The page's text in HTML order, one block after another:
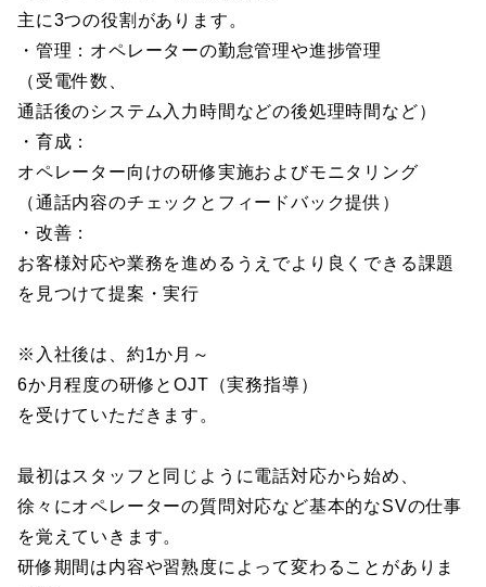
主に3つの役割があります。
・管理：オペレーターの勤怠管理や進捗管理
（受電件数、
通話後のシステム入力時間などの後処理時間など）
・育成：
オペレーター向けの研修実施およびモニタリング
（通話内容のチェックとフィードバック提供）
・改善：
お客様対応や業務を進めるうえでより良くできる課題
を見つけて提案・実行
※入社後は、約1か月～
6か月程度の研修とOJT（実務指導）
を受けていただきます。
最初はスタッフと同じように電話対応から始め、
徐々にオペレーターの質問対応など基本的なSVの仕事
を覚えていきます。
研修期間は内容や習熟度によって変わることがありま